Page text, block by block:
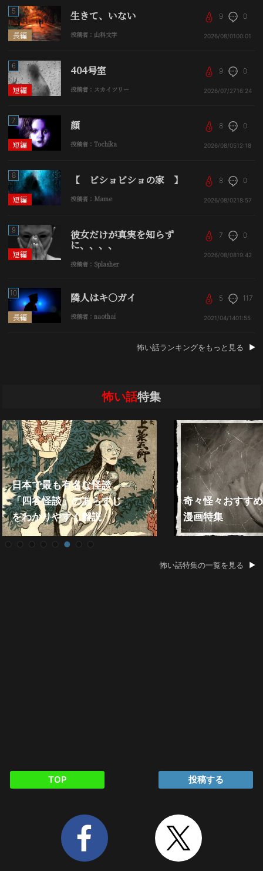
長編
5 生きて、いない
投稿者：山科文字
9 0
2026/08/01 00:01
短編
6 404号室
投稿者：スカイツリー
9 0
2026/07/2716:24
短編
7 顔
投稿者：Tochika
8 0
2026/08/0512:18
短編
8 【 ビショビショの家 】
投稿者：Mame
8 0
2026/08/0218:57
短編
9 彼女だけが真実を知らず
に、、、、
投稿者：Splasher
7 0
2026/08/0819:42
長編
10 隣人はキ○ガイ
投稿者：naothai
5 117
2021/04/1401:55
怖い話ランキングをもっと見る
怖い話特集
日本で最も有名な怪談
「四谷怪談」のあらすじ
をわかりやすく解説
奇々怪々おすす
漫画特集
怖い話特集の一覧を見る
TOP 投稿する